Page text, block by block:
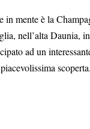
mente è la
nell’alta Daunia,
ad un